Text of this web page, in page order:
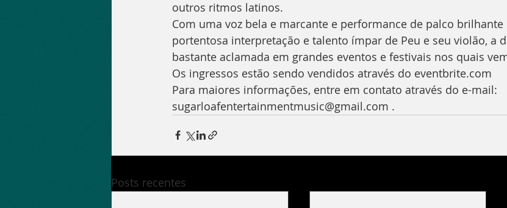
outros ritmos latinos.
Com uma voz bela e marcante e performance de palco brilhante
portentosa interpretação e talento ímpar de Peu e seu violão, a
bastante aclamada em grandes eventos e festivais nos quais
Os ingressos estão sendo vendidos através do eventbrite.com
Para maiores informações, entre em contato através do e-mail:
sugarloafentertainmentmusic@gmail.com .
Posts recentes